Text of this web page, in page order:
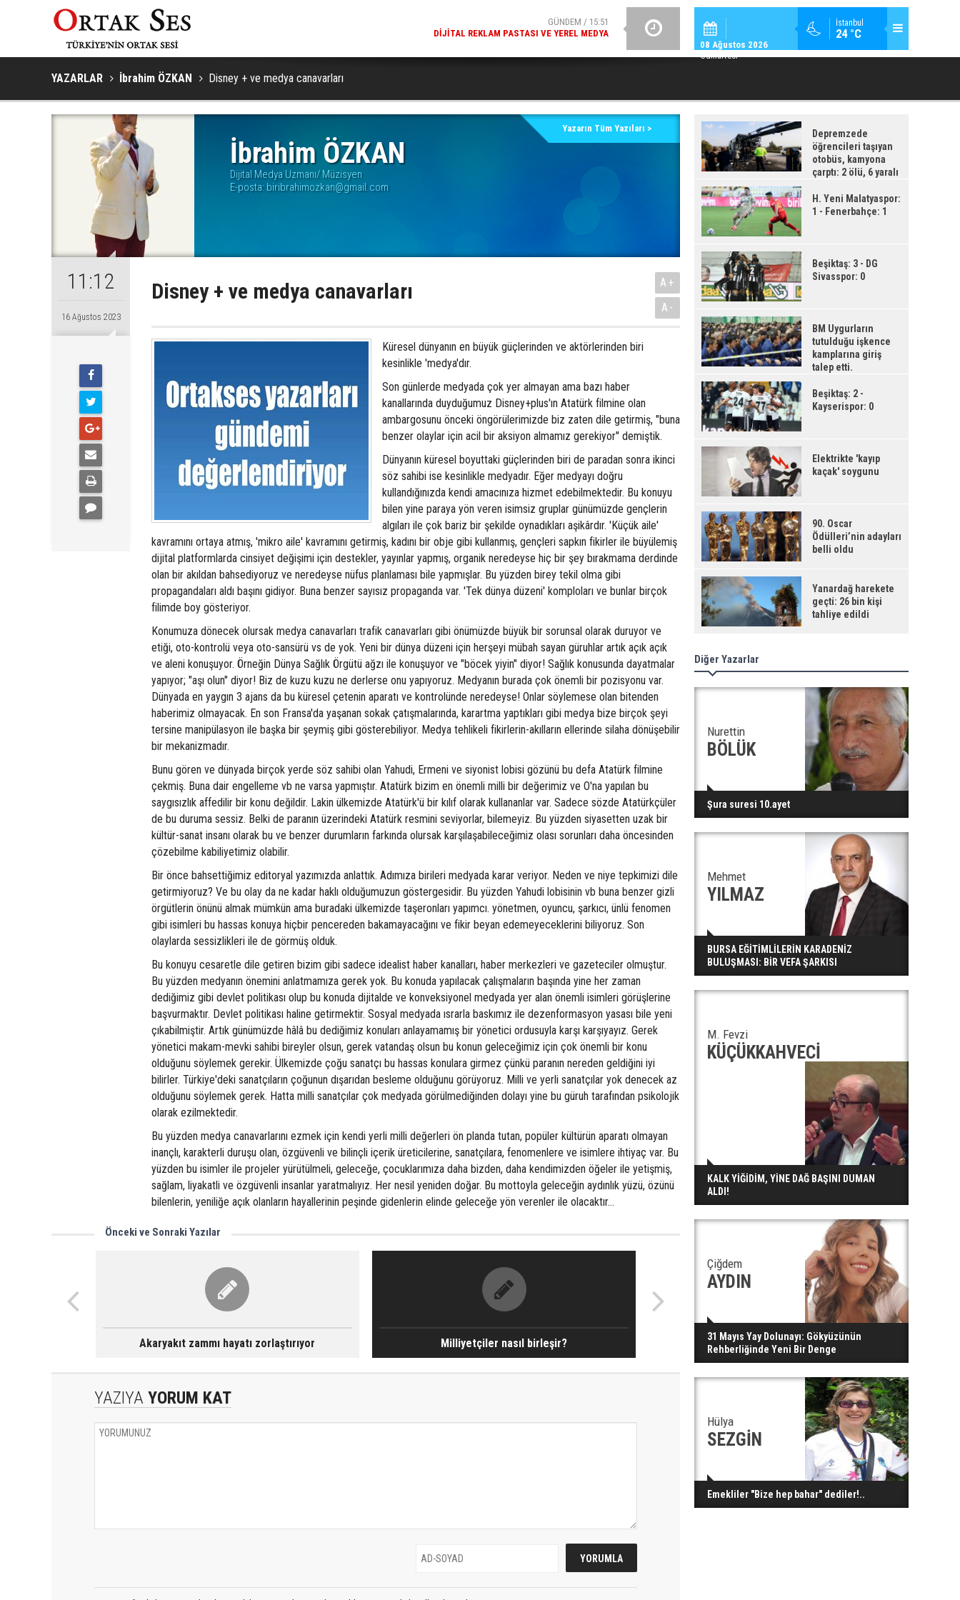
İstanbul
24 °C
08 Ağustos 2026
Cumartesi
GÜNDEM / 15:51
DIJITAL REKLAM PASTASI VE YEREL MEDYA
GENÇLERBIRLIĞI SPOR KULÜBÜNDEN AÇIKLAMA
YAZARLAR İbrahim ÖZKAN Disney + ve medya canavarları
İbrahim ÖZKAN
Dijital Medya Uzmanı/ Müzisyen
E-posta: biribrahimozkan@gmail.com
Yazarın Tüm Yazıları >
11:12
16 Ağustos 2023
Disney + ve medya canavarları
A+
A-
Küresel dünyanın en büyük güçlerinden ve aktörlerinden biri
kesinlikle 'medya'dır.
Son günlerde medyada çok yer almayan ama bazı haber
kanallarında duyduğumuz Disney+plus'ın Atatürk filmine olan
ambargosunu önceki öngörülerimizde biz zaten dile getirmiş, "buna
benzer olaylar için acil bir aksiyon almamız gerekiyor" demiştik.
Dünyanın küresel boyuttaki güçlerinden biri de paradan sonra ikinci
söz sahibi ise kesinlikle medyadır. Eğer medyayı doğru
kullandığınızda kendi amacınıza hizmet edebilmektedir. Bu konuyu
bilen yine paraya yön veren isimsiz gruplar günümüzde gençlerin
algıları ile çok bariz bir şekilde oynadıkları aşikârdır. 'Küçük aile'
kavramını ortaya atmış, 'mikro aile' kavramını getirmiş, kadını bir obje gibi kullanmış, gençleri sapkın fikirler ile büyülemiş
dijital platformlarda cinsiyet değişimi için destekler, yayınlar yapmış, organik neredeyse hiç bir şey bırakmama derdinde
olan bir akıldan bahsediyoruz ve neredeyse nüfus planlaması bile yapmışlar. Bu yüzden birey tekil olma gibi
propagandaları aldı başını gidiyor. Buna benzer sayısız propaganda var. 'Tek dünya düzeni' komploları ve bunlar birçok
filimde boy gösteriyor.
Konumuza dönecek olursak medya canavarları trafik canavarları gibi önümüzde büyük bir sorunsal olarak duruyor ve
etiği, oto-kontrolü veya oto-sansürü vs de yok. Yeni bir dünya düzeni için herşeyi mübah sayan güruhlar artık açık açık
ve aleni konuşuyor. Örneğin Dünya Sağlık Örgütü ağzı ile konuşuyor ve "böcek yiyin" diyor! Sağlık konusunda dayatmalar
yapıyor; "aşı olun" diyor! Biz de kuzu kuzu ne derlerse onu yapıyoruz. Medyanın burada çok önemli bir pozisyonu var.
Dünyada en yaygın 3 ajans da bu küresel çetenin aparatı ve kontrolünde neredeyse! Onlar söylemese olan bitenden
haberimiz olmayacak. En son Fransa'da yaşanan sokak çatışmalarında, karartma yaptıkları gibi medya bize birçok şeyi
tersine manipülasyon ile başka bir şeymiş gibi gösterebiliyor. Medya tehlikeli fikirlerin-akılların ellerinde silaha dönüşebilir
bir mekanizmadır.
Bunu gören ve dünyada birçok yerde söz sahibi olan Yahudi, Ermeni ve siyonist lobisi gözünü bu defa Atatürk filmine
çekmiş. Buna dair engelleme vb ne varsa yapmıştır. Atatürk bizim en önemli milli bir değerimiz ve O'na yapılan bu
saygısızlık affedilir bir konu değildir. Lakin ülkemizde Atatürk'ü bir kılıf olarak kullananlar var. Sadece sözde Atatürkçüler
de bu duruma sessiz. Belki de paranın üzerindeki Atatürk resmini seviyorlar, bilemeyiz. Bu yüzden siyasetten uzak bir
kültür-sanat insanı olarak bu ve benzer durumların farkında olursak karşılaşabileceğimiz olası sorunları daha öncesinden
çözebilme kabiliyetimiz olabilir.
Bir önce bahsettiğimiz editoryal yazımızda anlattık. Adımıza birileri medyada karar veriyor. Neden ve niye tepkimizi dile
getirmiyoruz? Ve bu olay da ne kadar haklı olduğumuzun göstergesidir. Bu yüzden Yahudi lobisinin vb buna benzer gizli
örgütlerin önünü almak mümkün ama buradaki ülkemizde taşeronları yapımcı. yönetmen, oyuncu, şarkıcı, ünlü fenomen
gibi isimleri bu hassas konuya hiçbir pencereden bakamayacağını ve fikir beyan edemeyeceklerini biliyoruz. Son
olaylarda sessizlikleri ile de görmüş olduk.
Bu konuyu cesaretle dile getiren bizim gibi sadece idealist haber kanalları, haber merkezleri ve gazeteciler olmuştur.
Bu yüzden medyanın önemini anlatmamıza gerek yok. Bu konuda yapılacak çalışmaların başında yine her zaman
dediğimiz gibi devlet politikası olup bu konuda dijitalde ve konveksiyonel medyada yer alan önemli isimleri görüşlerine
başvurmaktır. Devlet politikası haline getirmektir. Sosyal medyada ısrarla baskımız ile dezenformasyon yasası bile yeni
çıkabilmiştir. Artık günümüzde hâlâ bu dediğimiz konuları anlayamamış bir yönetici ordusuyla karşı karşıyayız. Gerek
yönetici makam-mevki sahibi bireyler olsun, gerek vatandaş olsun bu konun geleceğimiz için çok önemli bir konu
olduğunu söylemek gerekir. Ülkemizde çoğu sanatçı bu hassas konulara girmez çünkü paranın nereden geldiğini iyi
bilirler. Türkiye'deki sanatçıların çoğunun dışarıdan besleme olduğunu görüyoruz. Milli ve yerli sanatçılar yok denecek az
olduğunu söylemek gerek. Hatta milli sanatçılar çok medyada görülmediğinden dolayı yine bu güruh tarafından psikolojik
olarak ezilmektedir.
Bu yüzden medya canavarlarını ezmek için kendi yerli milli değerleri ön planda tutan, popüler kültürün aparatı olmayan
inançlı, karakterli duruşu olan, özgüvenli ve bilinçli içerik üreticilerine, sanatçılara, fenomenlere ve isimlere ihtiyaç var. Bu
yüzden bu isimler ile projeler yürütülmeli, geleceğe, çocuklarımıza daha bizden, daha kendimizden öğeler ile yetişmiş,
sağlam, liyakatli ve özgüvenli insanlar yaratmalıyız. Her nesil yeniden doğar. Bu mottoyla geleceğin aydınlık yüzü, özünü
bilenlerin, yeniliğe açık olanların hayallerinin peşinde gidenlerin elinde geleceğe yön verenler ile olacaktır...
Önceki ve Sonraki Yazılar
Akaryakıt zammı hayatı zorlaştırıyor Milliyetçiler nasıl birleşir?
YAZIYA YORUM KAT
Depremzede
öğrencileri taşıyan
otobüs, kamyona
çarptı: 2 ölü, 6 yaralı
H. Yeni Malatyaspor:
1 - Fenerbahçe: 1
Beşiktaş: 3 - DG
Sivasspor: 0
BM Uygurların
tutulduğu işkence
kamplarına giriş
talep etti.
Beşiktaş: 2 -
Kayserispor: 0
Elektrikte 'kayıp
kaçak' soygunu
90. Oscar
Ödülleri’nin adayları
belli oldu
Yanardağ harekete
geçti: 26 bin kişi
tahliye edildi
Diğer Yazarlar
Nurettin
BÖLÜK
Şura suresi 10.ayet
Mehmet
YILMAZ
BURSA EĞİTİMLİLERİN KARADENİZ
BULUŞMASI: BİR VEFA ŞARKISI
M. Fevzi
KÜÇÜKKAHVECİ
KALK YİĞİDİM, YİNE DAĞ BAŞINI DUMAN
ALDI!
Çiğdem
AYDIN
31 Mayıs Yay Dolunayı: Gökyüzünün
Rehberliğinde Yeni Bir Denge
Hülya
SEZGİN
Emekliler "Bize hep bahar" dediler!..